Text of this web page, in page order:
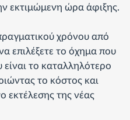
εκτιμώμενη ώρα άφιξης.
χρόνου από
επιλέξετε το όχημα που
είναι το καταλληλότερο
το κόστος και
εκτέλεσης της νέας